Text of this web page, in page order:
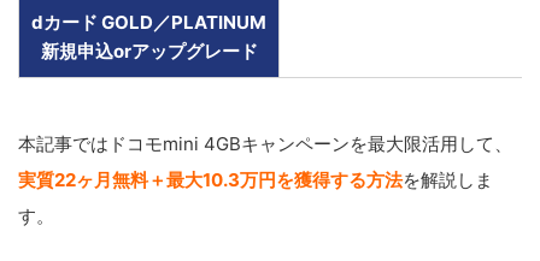
dカード GOLD／PLATINUM
新規申込orアップグレード
本記事ではドコモmini 4GBキャンペーンを最大限活用して、
実質22ヶ月無料＋最大10.3万円を獲得する方法を解説しま
す。